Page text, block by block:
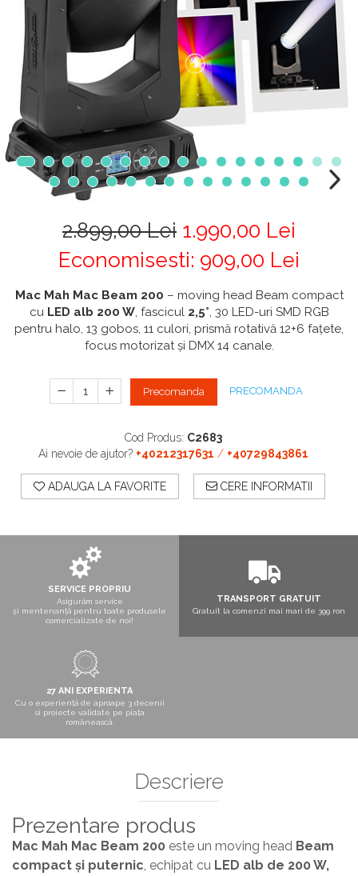
On ear
Over Ear
Casti Gaming
Casti Hi-Fi
In ear
Portabile
Playere
CD Player
Network Player
Blu-ray Player
Boxe
Boxe de raft
Sisteme surround
Soundbar
Pachete
Boxe de perete
Boxe portabile
Cablu curent
Seetronic
Prolights
Cablu semnal echipat
Cablu boxe
Maono
VOID Acoustics
Monitoare De Studio
Platane
Pupitre Mobile
Stative Laptop
Distributie Curent
Efecte De Lumina Cu LED
Lasere
Lichide Fum Ceata Baloane
Lumini Arhitecturale
Par LED
Lumini arhitecturale de exterior
Lumini arhitecturale cu acumulator
Moving Heads & Scanners
Proiectoare Teatru Si Scena
Stative Echipamente Dj
Stative Multimedia
2.899,00 Lei 1.990,00 Lei
Economisesti: 909,00 Lei
Mac Mah Mac Beam 200 – moving head Beam compact
cu LED alb 200 W, fascicul 2,5°, 30 LED-uri SMD RGB
pentru halo, 13 gobos, 11 culori, prismă rotativă 12+6 fațete,
focus motorizat și DMX 14 canale.
Precomanda PRECOMANDA
Cod Produs: C2683
Ai nevoie de ajutor? +40212317631 / +40729843861
ADAUGA LA FAVORITE CERE INFORMATII
SERVICE PROPRIU
Asigurăm service
și mentenanță pentru toate produsele
comercializate de noi!
TRANSPORT GRATUIT
Gratuit la comenzi mai mari de 399 ron
27 ANI EXPERIENTA
Cu o experiență de aproape 3 decenii
si proiecte validate pe piața
românească.
Descriere
Prezentare produs
Mac Mah Mac Beam 200 este un moving head Beam
compact și puternic, echipat cu LED alb de 200 W,